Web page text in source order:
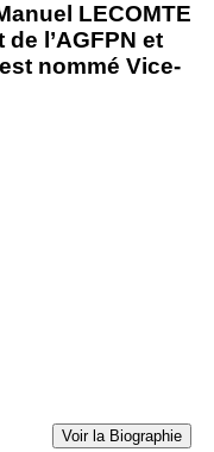
LECOMTE
l’AGFPN et
nommé Vice-
Voir la Biographie